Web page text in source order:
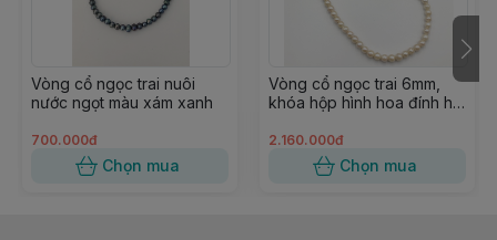
Vòng cổ ngọc trai nuôi
nước ngọt màu xám xanh
700.000đ
Chọn mua
Vòng cổ ngọc trai 6mm,
khóa hộp hình hoa đính hạt
2.160.000đ
Chọn mua